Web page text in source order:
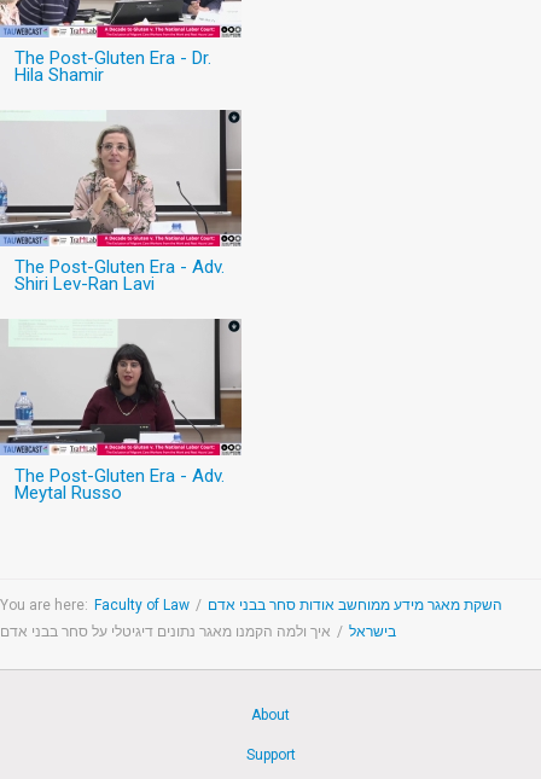
The Post-Gluten Era - Dr.
Hila Shamir
The Post-Gluten Era - Adv.
Shiri Lev-Ran Lavi
The Post-Gluten Era - Adv.
Meytal Russo
You are here: Faculty of Law / השקת מאגר מידע ממוחשב אודות סחר בבני אדם
בישראל / איך ולמה הקמנו מאגר נתונים דיגיטלי על סחר בבני אדם
About
Support